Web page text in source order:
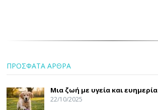
ΠΡΟΣΦΑΤΑ ΑΡΘΡΑ
Μια ζωή με υγεία και ευημερία
22/10/2025